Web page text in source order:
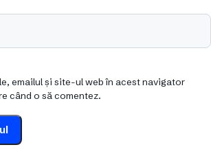
emailul și site-ul web în acest navigator
când o să comentez.